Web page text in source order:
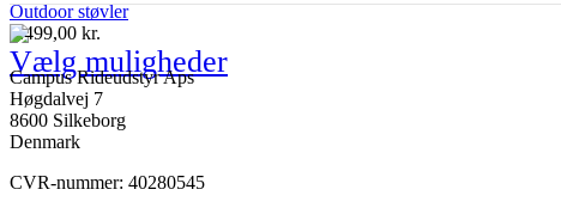
Outdoor støvler
1.499,00 kr.
Vælg muligheder
Campus Rideudstyr Aps
Høgdalvej 7
8600 Silkeborg
Denmark
CVR-nummer: 40280545